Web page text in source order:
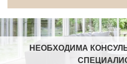
НЕОБХОДИМА